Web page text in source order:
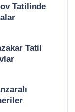
Tatilinde
Tatil